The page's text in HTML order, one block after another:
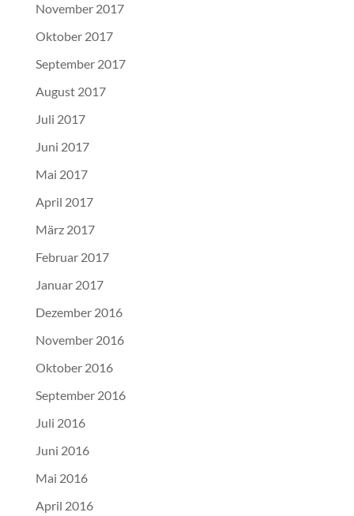
November 2017
Oktober 2017
September 2017
August 2017
Juli 2017
Juni 2017
Mai 2017
April 2017
März 2017
Februar 2017
Januar 2017
Dezember 2016
November 2016
Oktober 2016
September 2016
Juli 2016
Juni 2016
Mai 2016
April 2016